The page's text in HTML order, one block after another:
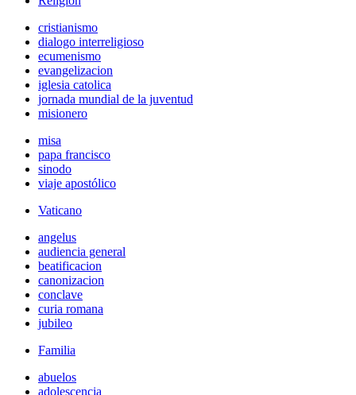
cristianismo
dialogo interreligioso
ecumenismo
evangelizacion
iglesia catolica
jornada mundial de la juventud
misionero
misa
papa francisco
sinodo
viaje apostólico
Vaticano
angelus
audiencia general
beatificacion
canonizacion
conclave
curia romana
jubileo
Familia
abuelos
adolescencia